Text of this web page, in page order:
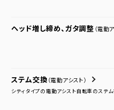
ヘッド増し締め、ガタ調整 （電動
ステム交換 （電動アシスト）
シティタイプの電動アシスト自転車のステ